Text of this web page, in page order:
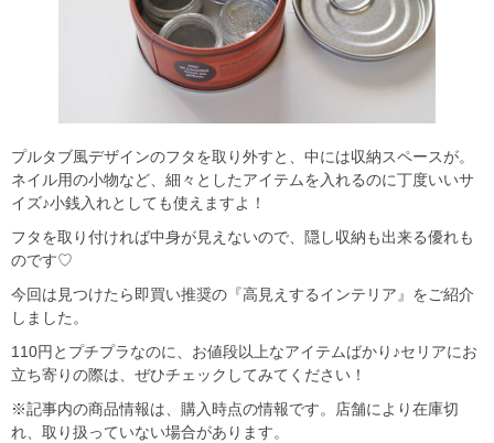
プルタブ風デザインのフタを取り外すと、中には収納スペースが。
ネイル用の小物など、細々としたアイテムを入れるのに丁度いいサ
イズ♪小銭入れとしても使えますよ！
フタを取り付ければ中身が見えないので、隠し収納も出来る優れも
のです♡
今回は見つけたら即買い推奨の『高見えするインテリア』をご紹介
しました。
110円とプチプラなのに、お値段以上なアイテムばかり♪セリアにお
立ち寄りの際は、ぜひチェックしてみてください！
※記事内の商品情報は、購入時点の情報です。店舗により在庫切
れ、取り扱っていない場合があります。